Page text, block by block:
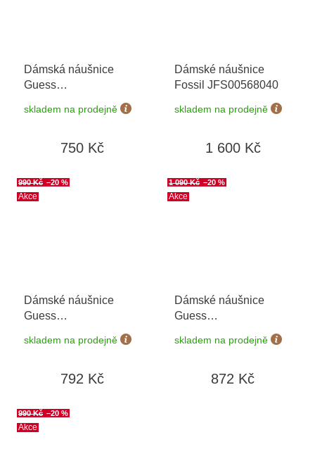
Dámská náušnice
Guess
JUBE06264JWRHT/U
+ možnost výměny do
skladem na prodejně
750 Kč
Dámské náušnice
Fossil JFS00568040
skladem na prodejně
1 600 Kč
Akce
990 Kč –20 %
Dámské náušnice
Guess
JUBE04209JWRHT/U
skladem na prodejně
792 Kč
Akce
1 090 Kč –20 %
Dámské náušnice
Guess
JUBE04669JWRHT/U
skladem na prodejně
872 Kč
Akce
990 Kč –20 %